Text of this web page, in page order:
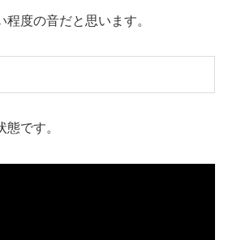
度の音だと思います。
態です。